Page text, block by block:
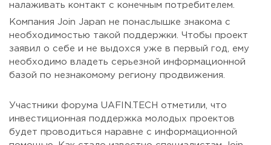
налаживать контакт с конечным потребителем.
Компания Join Japan не понаслышке знакома с
необходимостью такой поддержки. Чтобы проект
заявил о себе и не выдохся уже в первый год, ему
необходимо владеть серьезной информационной
базой по незнакомому региону продвижения.
Участники форума UAFIN.TECH отметили, что
инвестиционная поддержка молодых проектов
будет проводиться наравне с информационной